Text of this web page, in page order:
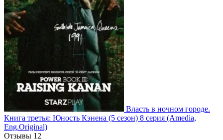
Власть в ночном городе.
Книга третья: Юность Кэнена (5 сезон) 8 серия (Amedia,
Eng.Original)
Отзывы 12